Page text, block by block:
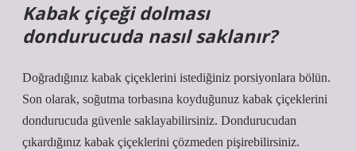
Kabak çiçeği dolması
dondurucuda nasıl saklanır?
Doğradığınız kabak çiçeklerini istediğiniz porsiyonlara bölün.
Son olarak, soğutma torbasına koyduğunuz kabak çiçeklerini
dondurucuda güvenle saklayabilirsiniz. Dondurucudan
çıkardığınız kabak çiçeklerini çözmeden pişirebilirsiniz.